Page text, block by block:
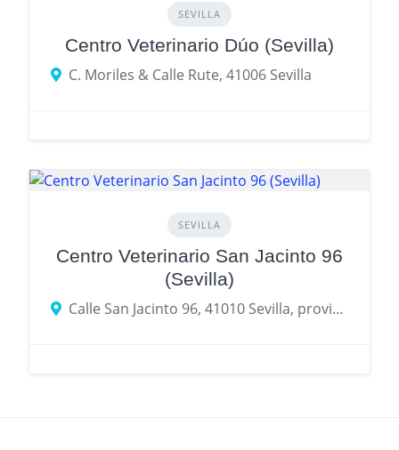
SEVILLA
Centro Veterinario Dúo (Sevilla)
C. Moriles & Calle Rute, 41006 Sevilla
SEVILLA
Centro Veterinario San Jacinto 96
(Sevilla)
Calle San Jacinto 96, 41010 Sevilla, provincia de Sevilla, España